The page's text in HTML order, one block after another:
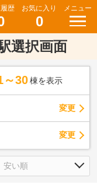
歴 お気に入り
0
メニュー
選択画面
～30 棟を表示
変更
変更